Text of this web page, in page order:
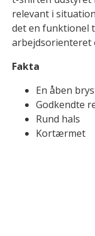
relevant i
det en funktionel
arbejdsorienteret
Fakta
En åben
Godkendte
Rund hals
Kortærmet